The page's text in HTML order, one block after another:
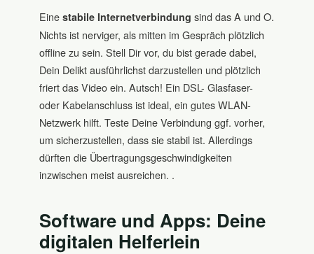
Einestabile Internetverbindung sind das A und O.
Nichts ist nerviger, als mitten im Gespräch plötzlich
offline zu sein. Stell Dir vor, du bist gerade dabei,
Dein Delikt ausführlichst darzustellen und plötzlich
friert das Video ein. Autsch! Ein DSL- Glasfaser-
oder Kabelanschluss ist ideal, ein gutes WLAN-
Netzwerk hilft. Teste Deine Verbindung ggf. vorher,
um sicherzustellen, dass sie stabil ist. Allerdings
dürften die Übertragungsgeschwindigkeiten
inzwischen meist ausreichen. .
Software und Apps: Deine
digitalen Helferlein